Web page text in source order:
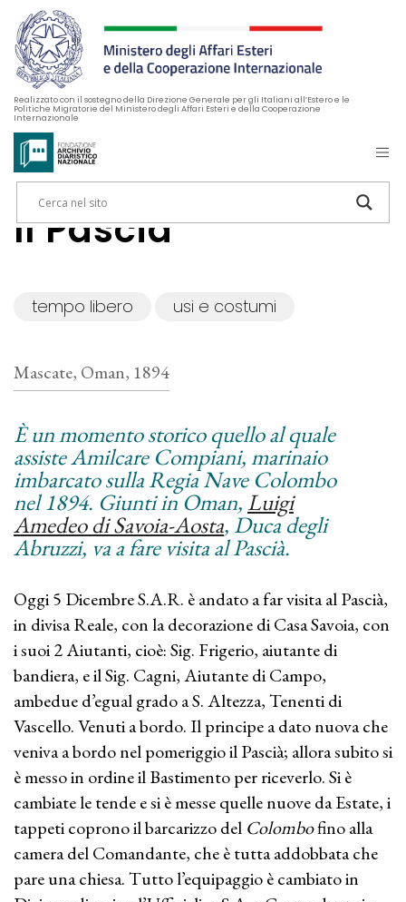
Realizzato con il sostegno della Direzione Generale per gli Italiani all’Estero e le
Politiche Migratorie del Ministero degli Affari Esteri e della Cooperazione
Internazionale
Il Pascià
tempo libero usi e costumi
Mascate, Oman, 1894
È un momento storico quello al quale
assiste Amilcare Compiani, marinaio
imbarcato sulla Regia Nave Colombo
nel 1894. Giunti in Oman, Luigi
Amedeo di Savoia-Aosta, Duca degli
Abruzzi, va a fare visita al Pascià.
Oggi 5 Dicembre S.A.R. è andato a far visita al Pascià,
in divisa Reale, con la decorazione di Casa Savoia, con
i suoi 2 Aiutanti, cioè: Sig. Frigerio, aiutante di
bandiera, e il Sig. Cagni, Aiutante di Campo,
ambedue d’egual grado a S. Altezza, Tenenti di
Vascello. Venuti a bordo. Il principe a dato nuova che
veniva a bordo nel pomeriggio il Pascià; allora subito si
è messo in ordine il Bastimento per riceverlo. Si è
cambiate le tende e si è messe quelle nuove da Estate, i
tappeti coprono il barcarizzo del Colombofino alla
camera del Comandante, che è tutta addobbata che
pare una chiesa. Tutto l’equipaggio è cambiato in